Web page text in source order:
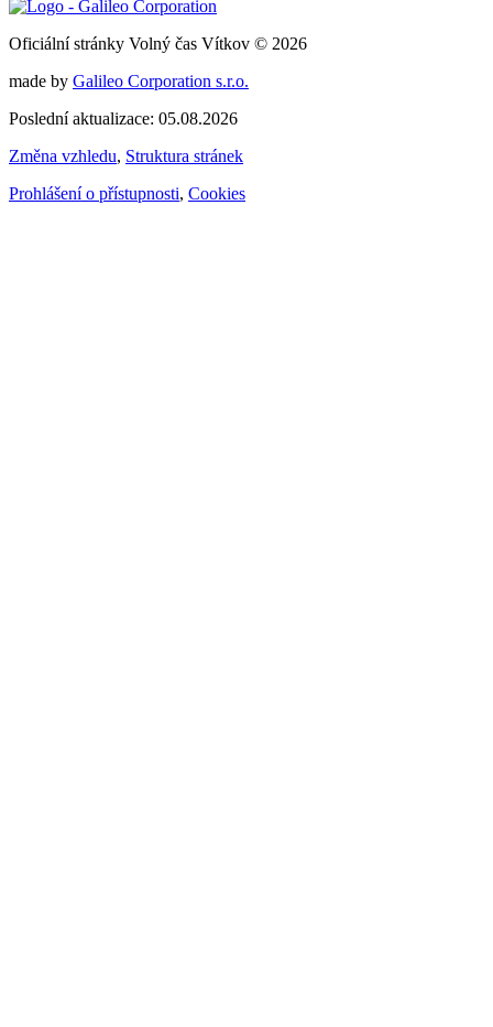
Oficiální stránky Volný čas Vítkov © 2026
made by Galileo Corporation s.r.o.
Poslední aktualizace: 05.08.2026
Změna vzhledu, Struktura stránek
Prohlášení o přístupnosti, Cookies